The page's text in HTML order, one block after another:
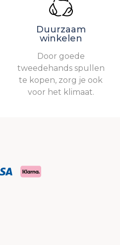
Duurzaam
winkelen
Door goede
tweedehands spullen
te kopen, zorg je ook
voor het klimaat.